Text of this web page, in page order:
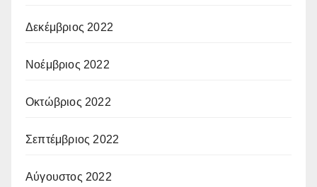
Δεκέμβριος 2022
Νοέμβριος 2022
Οκτώβριος 2022
Σεπτέμβριος 2022
Αύγουστος 2022